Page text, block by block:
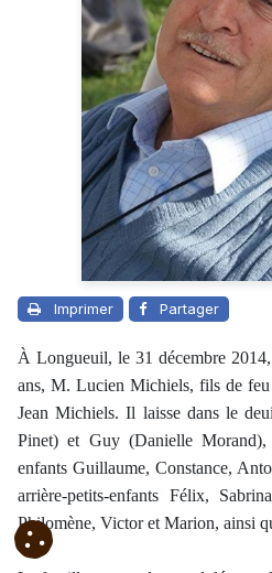
Imprimer Partager
À Longueuil, le 31 décembre
ans, M. Lucien Michiels, fils de
Jean Michiels. Il laisse dans le
Pinet) et Guy (Danielle
enfants Guillaume, Constance,
arrière-petits-enfants Félix,
Philomène, Victor et Marion, ainsi